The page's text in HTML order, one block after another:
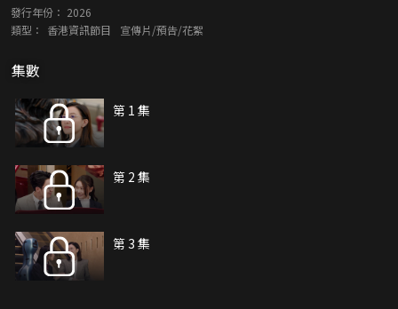
發行年份： 2026
類型：
香港資訊節目 宣傳片/預告/花絮
集數
第 1 集
第 2 集
第 3 集